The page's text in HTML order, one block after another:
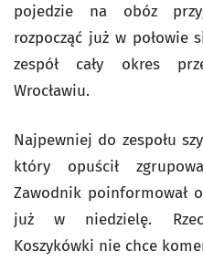
pojedzie na obóz
rozpocząć już w połowie
zespół cały okres
Wrocławiu.
Najpewniej do zespołu
który opuścił
Zawodnik poinformował
już w niedzielę.
Koszykówki nie chce